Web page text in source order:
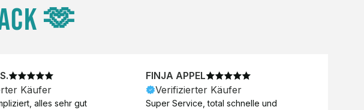
🫶
Käufer
alles sehr gut
FINJA APPEL
Verifizierter Käufer
Super Service, total schnelle und